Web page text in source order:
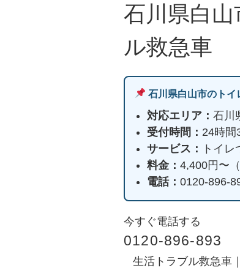
石川県白
ル救急車
石川県白山市のト
対応エリア： 石川
受付時間： 24時間
サービス：
トイ
料金： 4,400円〜
電話： 0120-896-
今すぐ電話する
0120-896-893
生活トラブル救急車